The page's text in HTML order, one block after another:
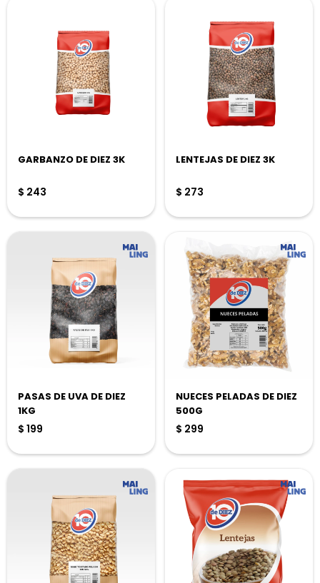
GARBANZO DE DIEZ 3K
$ 243
LENTEJAS DE DIEZ 3K
$ 273
PASAS DE UVA DE DIEZ
1KG
$ 199
NUECES PELADAS DE DIEZ
500G
$ 299